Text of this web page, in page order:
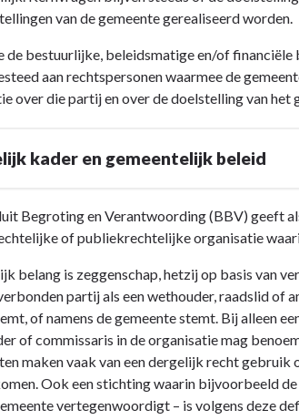
van de gemeente gerealiseerd worden.
de bestuurlijke, beleidsmatige en/of financiële
aan rechtspersonen waarmee de
over die partij en over de doelstelling van
kader en gemeentelijk beleid
Begroting en Verantwoording (BBV) geeft
of publiekrechtelijke organisatie
belang is zeggenschap, hetzij op basis van
partij als een wethouder, raadslid of
of namens de gemeente stemt. Bij alleen
of commissaris in de organisatie mag
maken vaak van een dergelijk recht
Ook een stichting waarin bijvoorbeeld
vertegenwoordigt – is volgens deze